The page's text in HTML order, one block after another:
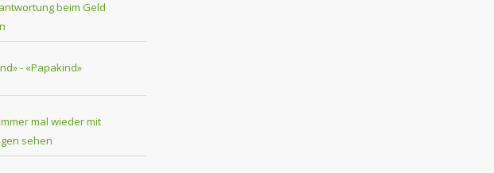
beim Geld
- «Papakind»
mal wieder mit
sehen